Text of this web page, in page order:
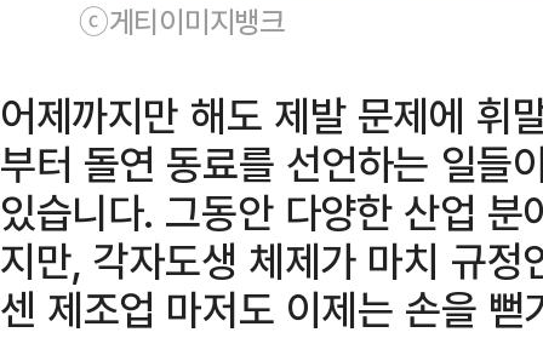
ⓒ게티이미지뱅크
어제까지만 해도 제발 문제에 휘
부터 돌연 동료를 선언하는 일들
있습니다. 그동안 다양한 산업
지만, 각자도생 체제가 마치 규
센 제조업 마저도 이제는 손을 뻗